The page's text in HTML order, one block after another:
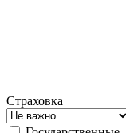
Страховка